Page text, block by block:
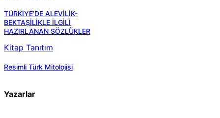
TÜRKİYE’DE ALEVİLİK-
BEKTAŞİLİKLE İLGİLİ
HAZIRLANAN SÖZLÜKLER
Kitap Tanıtım
Resimli Türk Mitolojisi
Yazarlar